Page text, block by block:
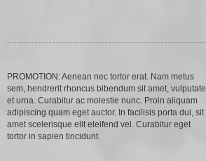
PROMOTION: Aenean nec tortor erat. Nam metus
sem, hendrerit rhoncus bibendum sit amet, vulputate
et urna. Curabitur ac molestie nunc. Proin aliquam
adipiscing quam eget auctor. In facilisis porta dui, sit
amet scelerisque elit eleifend vel. Curabitur eget
tortor in sapien tincidunt.